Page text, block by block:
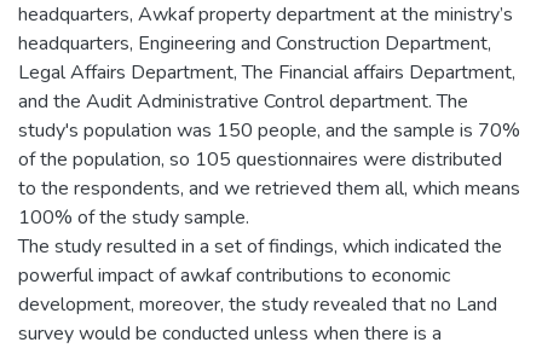
headquarters, Awkaf property department at the ministry’s
headquarters, Engineering and Construction Department,
Legal Affairs Department, The Financial affairs Department,
and the Audit Administrative Control department. The
study's population was 150 people, and the sample is 70%
of the population, so 105 questionnaires were distributed
to the respondents, and we retrieved them all, which means
100% of the study sample.
The study resulted in a set of findings, which indicated the
powerful impact of awkaf contributions to economic
development, moreover, the study revealed that no Land
survey would be conducted unless when there is a